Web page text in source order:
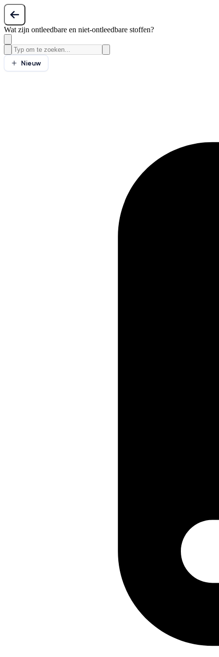
Wat zijn ontleedbare en niet-ontleedbare stoffen?
Nieuw